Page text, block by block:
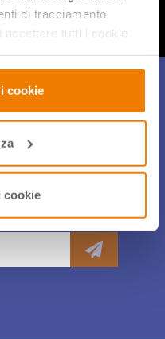
di tracciamento
accettare tutti i cookie
da accettare clicca
di più consulta la
.
cookie
cookie
novità, gli eventi e le
alla nostra